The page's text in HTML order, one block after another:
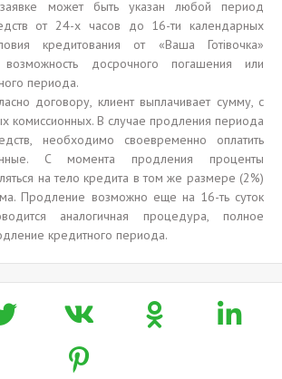
может быть указан любой период
от 24-х часов до 16-ти календарных
кредитования от «Ваша Готівочка»
возможность досрочного погашения или
периода.
договору, клиент выплачивает сумму, с
комиссионных. В случае продления периода
необходимо своевременно оплатить
С момента продления проценты
на тело кредита в том же размере (2%)
Продление возможно еще на 16-ть суток
аналогичная процедура, полное
кредитного периода.